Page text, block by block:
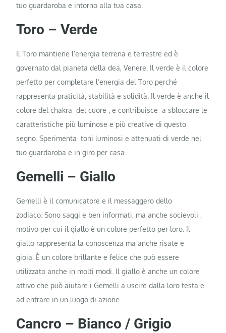
tuo guardaroba e intorno alla tua casa.
Toro – Verde
Il Toro mantiene l’energia terrena e terrestre ed è
governato dal pianeta della dea, Venere. Il verde è il colore
perfetto per completare l’energia del Toro perché
rappresenta praticità, stabilità e solidità. Il verde è anche il
colore del chakra del cuore , e contribuisce a sbloccare le
caratteristiche più luminose e più creative di questo
segno. Sperimenta toni luminosi e attenuati di verde nel
tuo guardaroba e in giro per casa.
Gemelli – Giallo
Gemelli è il comunicatore e il messaggero dello
zodiaco. Sono saggi e ben informati, ma anche socievoli ,
motivo per cui il giallo è un colore perfetto per loro. Il
giallo rappresenta la conoscenza ma anche risate e
gioia. È un colore brillante e felice che può essere
utilizzato anche in molti modi. Il giallo è anche un colore
attivo che può aiutare i Gemelli a uscire dalla loro testa e
ad entrare in un luogo di azione.
Cancro – Bianco / Grigio